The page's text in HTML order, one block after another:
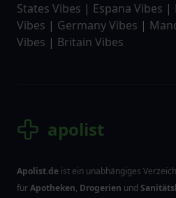
States Vibes | Espana Vibes |
Vibes | Germany Vibes |
Vibes | Britain Vibes
apolist
Apolist.de ist ein unabhängiges
fürApotheken, Drogerien und